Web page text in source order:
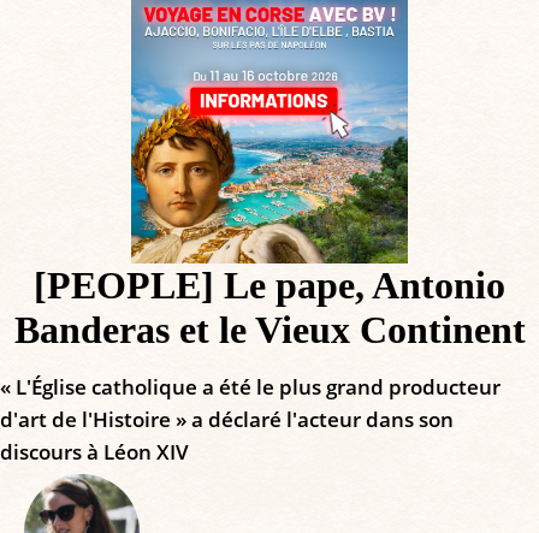
[PEOPLE] Le pape, Antonio
Banderas et le Vieux Continent
« L'Église catholique a été le plus grand producteur
d'art de l'Histoire » a déclaré l'acteur dans son
discours à Léon XIV